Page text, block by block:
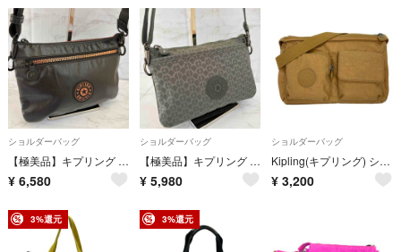
ショルダーバッグ
【極美品】キプリング リリ ショルダーバッグ 黒 ピンクゴールド RIRI 軽量
¥ 6,580
ショルダーバッグ
【極美品】キプリング リリ ショルダーバッグ RIRI モノグラム カーキ 緑
¥ 5,980
ショルダーバッグ
Kipling(キプリング) ショルダーバッグ - ライトブラウン
¥ 3,200
3%還元 3%還元